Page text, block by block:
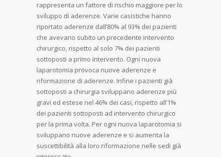
rappresenta un fattore di rischio maggiore per lo
sviluppo di aderenze. Varie casistiche hanno
riportato aderenze dall’80% al 93% dei pazienti
che avevano subito un precedente intervento
chirurgico, rispetto al solo 7% dei pazienti
sottoposti a primo intervento. Ogni nuova
laparotomia provoca nuove aderenze e
riformazione di aderenze. Infine i pazienti già
sottoposti a chirurgia sviluppano aderenze più
gravi ed estese nel 46% dei casi, rispetto all’1%
dei pazienti sottoposti ad intervento chirurgico
per la prima volta. Per ogni nuova laparotomia si
sviluppano nuove aderenze e si aumenta la
suscettibilità alla loro riformazione nelle sedi già